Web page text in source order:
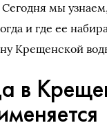
мы
и где ее
Крещенской
в